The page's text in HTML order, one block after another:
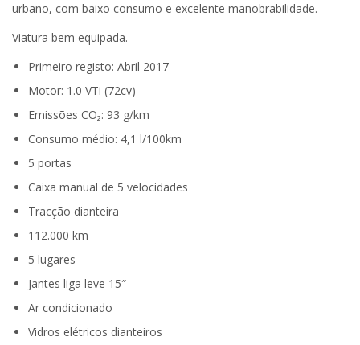
urbano, com baixo consumo e excelente manobrabilidade.
Viatura bem equipada.
Primeiro registo: Abril 2017
Motor: 1.0 VTi (72cv)
Emissões CO₂: 93 g/km
Consumo médio: 4,1 l/100km
5 portas
Caixa manual de 5 velocidades
Tracção dianteira
112.000 km
5 lugares
Jantes liga leve 15″
Ar condicionado
Vidros elétricos dianteiros